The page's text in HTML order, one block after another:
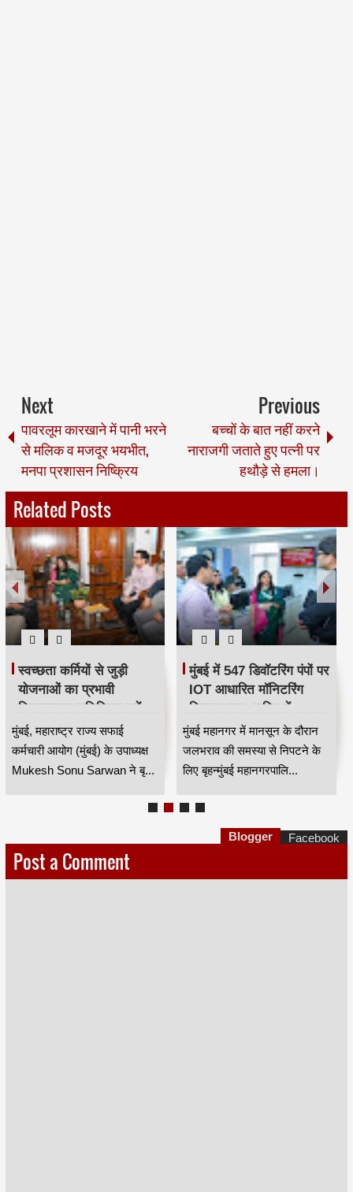
Next
पावरलूम कारखाने में पानी भरने
से मलिक व मजदूर भयभीत,
मनपा प्रशासन निष्क्रिय
Previous
बच्चों के बात नहीं करने
नाराजगी जताते हुए पत्नी पर
हथौड़े से हमला।
Related Posts
स्वच्छता कर्मियों से जुड़ी
योजनाओं का प्रभावी
क्रियान्वयन सुनिश्चित करें —
महाराष्ट्र राज्य सफाई
कर्मचारी आयोग के उपाध्यक्ष
मुकेश सोनू सरवान HKA
मुंबई, महाराष्ट्र राज्य सफाई
कर्मचारी आयोग (मुंबई) के उपाध्यक्ष
Mukesh Sonu Sarwan ने बृ...
मुंबई में 547 डिवॉटरिंग पंपों पर
IOT आधारित मॉनिटरिंग
सिस्टम लागू, बारिश में
जलभराव नियंत्रण होगा
अधिक प्रभावी
मुंबई महानगर में मानसून के दौरान
जलभराव की समस्या से निपटने के
लिए बृहन्मुंबई महानगरपालि...
Post a Comment
Blogger Facebook